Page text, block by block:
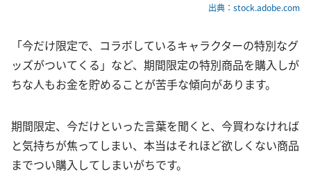
出典：stock.adobe.com
「今だけ限定で、コラボしているキャラクターの特別なグ
ッズがついてくる」など、期間限定の特別商品を購入しが
ちな人もお金を貯めることが苦手な傾向があります。
期間限定、今だけといった言葉を聞くと、今買わなければ
と気持ちが焦ってしまい、本当はそれほど欲しくない商品
までつい購入してしまいがちです。